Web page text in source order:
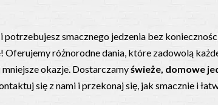
potrzebujesz smacznego jedzenia bez
Oferujemy różnorodne dania, które zadowolą
okazje. Dostarczamyświeże, domowe
się z nami i przekonaj się, jak smacznie i